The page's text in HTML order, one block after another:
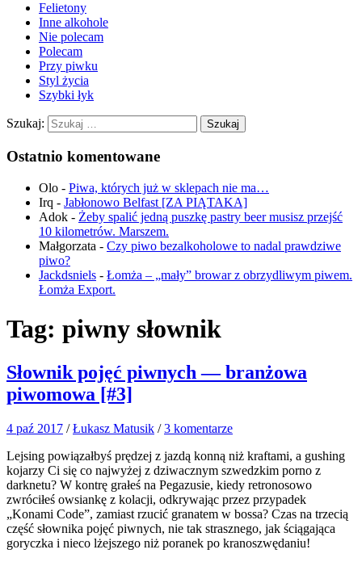
Felietony
Inne alkohole
Nie polecam
Polecam
Przy piwku
Styl życia
Szybki łyk
Szukaj:
Ostatnio komentowane
Olo - Piwa, których już w sklepach nie ma…
Irq - Jabłonowo Belfast [ZA PIĄTAKA]
Adok - Żeby spalić jedną puszkę pastry beer musisz przejść
10 kilometrów. Marszem.
Małgorzata - Czy piwo bezalkoholowe to nadal prawdziwe
piwo?
Jackdsniels - Łomża – „mały” browar z obrzydliwym piwem.
Łomża Export.
Tag: piwny słownik
Słownik pojęć piwnych — branżowa
piwomowa [#3]
4 paź 2017 /Łukasz Matusik /3 komentarze
Lejsing powiązałbyś prędzej z jazdą konną niż kraftami, a gushing
kojarzy Ci się co najwyżej z dziwacznym szwedzkim porno z
darknetu? W kontrę grałeś na Pegazusie, kiedy retronosowo
zwróciłeś owsiankę z kolacji, odkrywając przez przypadek
„Konami Code”, zamiast rzucić granatem w bossa? Czas na trzecią
część słownika pojęć piwnych, nie tak strasznego, jak ściągająca
goryczka i nieco lżejszego niż poranek po kranoszwędaniu!